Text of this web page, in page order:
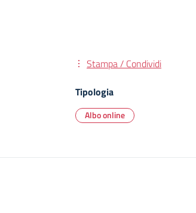
Stampa / Condividi
Tipologia
Albo online